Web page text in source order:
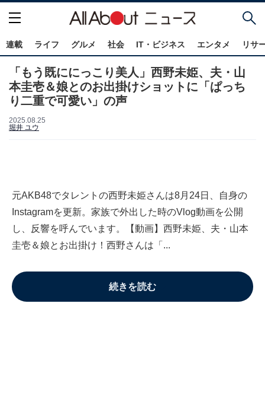
連載 ライフ グルメ 社会 IT・ビジネス エンタメ リサ
「もう既ににっこり美人」西野未姫、夫・山
本圭壱＆娘とのお出掛けショットに「ぱっち
り二重で可愛い」の声
2025.08.25
堀井 ユウ
元AKB48でタレントの西野未姫さんは8月24日、自身の
Instagramを更新。家族で外出した時のVlog動画を公開
し、反響を呼んでいます。【動画】西野未姫、夫・山本
圭壱＆娘とお出掛け！西野さんは「...
続きを読む